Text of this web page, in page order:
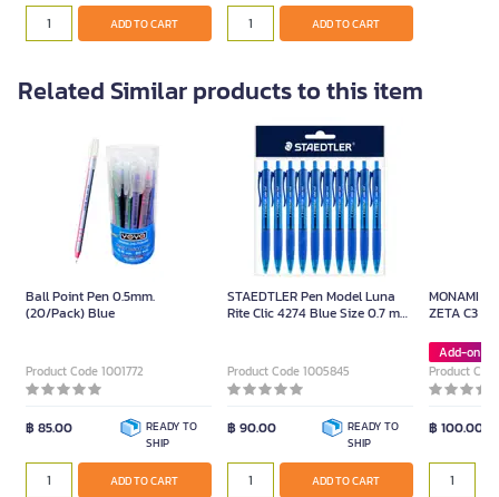
ADD TO CART ADD TO CART
Related Similar products to this item
Ball Point Pen 0.5mm.
(20/Pack) Blue
Product Code 1001772
฿ 85.00
READY TO
SHIP
ADD TO CART
STAEDTLER Pen Model Luna
Rite Clic 4274 Blue Size 0.7 mm
Product Code 1005845
฿ 90.00
READY TO
SHIP
ADD TO CART
MONAMI ป
ZETA C3 ด้
Add-on
Product
฿ 100.00